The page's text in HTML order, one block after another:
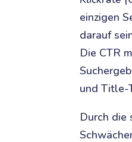
einzigen
darauf
Die CTR
und Title-
Durch die